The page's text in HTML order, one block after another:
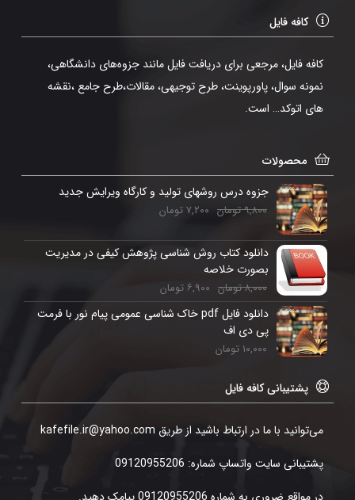
کافه فایل
کافه فایل، مرجعی برای دریافت فایل مانند جزوه‌های دانشگاهی،
نمونه سوال، پاورپوینت، طرح توجیهی، مقالات،طرح جامع ،نقشه
های اتوکد… است.
محصولات
جزوه درس روشهای تولید و کارگاه ویرایش جدید
۹,۸۰۰تومان ۷,۲۰۰تومان
دانلود کتاب روش شناسی پژوهش کیفی در مدیریت
بصورت خلاصه
۸,۰۰۰تومان ۶,۹۰۰ تومان
دانلود فایل pdf خاک شناسی عمومی پیام نور با فرمت
پی دی اف
۱۰,۰۰۰ تومان
پشتیبانی کافه فایل
می‌توانید با ما در ارتباط باشید از طریق kafefile.ir@yahoo.com
پشتیبانی سایت واتساپ شماره: 09120955206